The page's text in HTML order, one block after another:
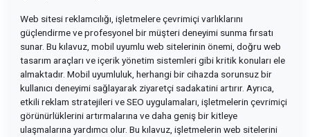
Web sitesi reklamcılığı, işletmelere çevrimiçi varlıklarını
güçlendirme ve profesyonel bir müşteri deneyimi sunma fırsatı
sunar. Bu kılavuz, mobil uyumlu web sitelerinin önemi, doğru web
tasarım araçları ve içerik yönetim sistemleri gibi kritik konuları ele
almaktadır. Mobil uyumluluk, herhangi bir cihazda sorunsuz bir
kullanıcı deneyimi sağlayarak ziyaretçi sadakatini artırır. Ayrıca,
etkili reklam stratejileri ve SEO uygulamaları, işletmelerin çevrimiçi
görünürlüklerini artırmalarına ve daha geniş bir kitleye
ulaşmalarına yardımcı olur. Bu kılavuz, işletmelerin web sitelerini